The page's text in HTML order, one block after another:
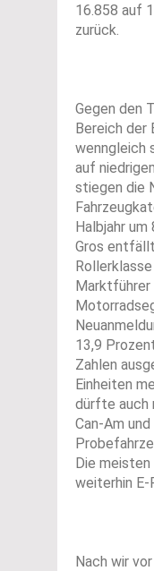
16.858 auf
zurück.
Gegen den
Bereich der
wenngleich
auf
stiegen die
Halbjahr
Gros
Marktführer
13,9
Zahlen
Einheiten
dürfte auch
Can-Am
Die
weiterhin E-
Nach wir